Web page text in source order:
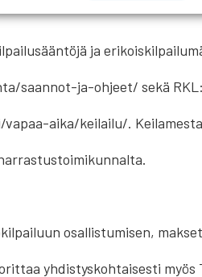
ja
saannot-ja-ohjeet/ sekä
aika/keilailu/.
osallistumisen,
yhdistyskohtaisesti myös